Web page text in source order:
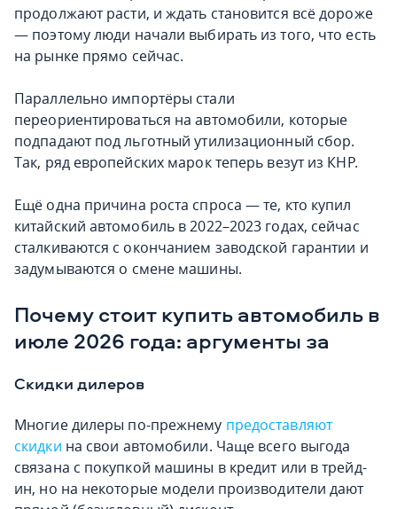
продолжают расти, и ждать становится всё дороже
— поэтому люди начали выбирать из того, что есть
на рынке прямо сейчас.
Параллельно импортёры стали
переориентироваться на автомобили, которые
подпадают под льготный утилизационный сбор.
Так, ряд европейских марок теперь везут из КНР.
Ещё одна причина роста спроса — те, кто купил
китайский автомобиль в 2022–2023 годах, сейчас
сталкиваются с окончанием заводской гарантии и
задумываются о смене машины.
Почему стоит купить автомобиль в
июле 2026 года: аргументы за
Скидки дилеров
Многие дилеры по-прежнему предоставляют
скидки на свои автомобили. Чаще всего выгода
связана с покупкой машины в кредит или в трейд-
ин, но на некоторые модели производители дают